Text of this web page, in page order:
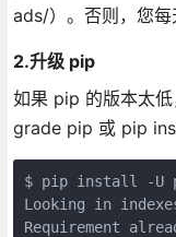
ads/）。否则，您每
2.升级 pip
如果 pip 的版本太
grade pip 或 pip
$ pip install -U
Looking in
Requirement